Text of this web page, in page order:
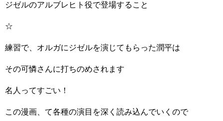
ジゼルのアルブレヒト役で登場すること
☆
練習で、オルガにジゼルを演じてもらった潤平は
その可憐さんに打ちのめされます
名人ってすごい！
この漫画、て各種の演目を深く読み込んでいくので